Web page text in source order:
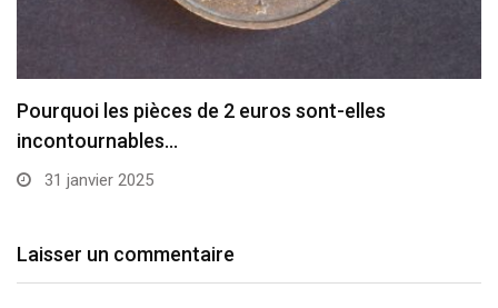
Pourquoi les pièces de 2 euros sont-elles
incontournables…
31 janvier 2025
Laisser un commentaire